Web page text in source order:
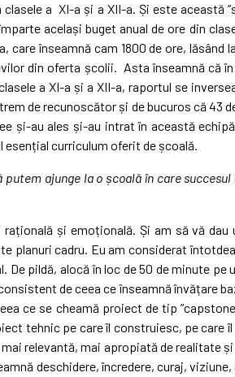
a XI-a și a XII-a. Și este această
același buget anual de ore din
înseamnă cam 1800 de ore,
din oferta școlii. Asta înseamnă că
a XI-a și a XII-a, raportul se
de recunoscător și de bucuros că 43
și-au ales și-au intrat în această
esențial curriculum oferit de școală.
ajunge la o școală în care
și emoțională. Și am să vă
planuri cadru. Eu am considerat
pildă, alocă în loc de 50 de minute pe
de ceea ce înseamnă învățare
ce se cheamă proiect de tip
tehnic pe care îl construiesc, pe
relevantă, mai apropiată de realitate
deschidere, încredere, curaj,